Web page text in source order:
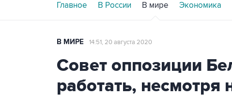
Главное В России В мире Экономика
В МИРЕ 14:51, 20 августа 2020
Совет оппозиции
работать, несмотря